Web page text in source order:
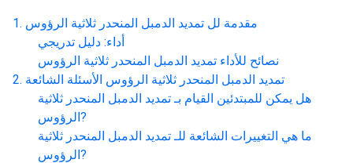
مقدمة لل تمديد الدمبل المنحدر ثلاثية الرؤوس
أداء: دليل تدريجي
نصائح للأداء تمديد الدمبل المنحدر ثلاثية الرؤوس
تمديد الدمبل المنحدر ثلاثية الرؤوس الأسئلة الشائعة
هل يمكن للمبتدئين القيام بـ تمديد الدمبل المنحدر ثلاثية
الرؤوس?
ما هي التغييرات الشائعة للـ تمديد الدمبل المنحدر ثلاثية
الرؤوس?